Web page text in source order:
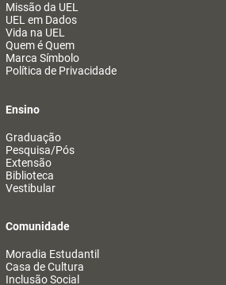
Missão da UEL
UEL em Dados
Vida na UEL
Quem é Quem
Marca Símbolo
Política de Privacidade
Ensino
Graduação
Pesquisa/Pós
Extensão
Biblioteca
Vestibular
Comunidade
Moradia Estudantil
Casa de Cultura
Inclusão Social